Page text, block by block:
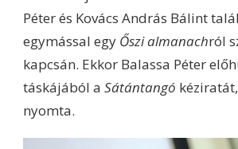
Péter és Kovács András Bálint
egymással egy Őszi almanachról
kapcsán. Ekkor Balassa Péter
táskájából a Sátántangó
nyomta.